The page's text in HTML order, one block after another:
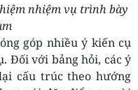
nhiệm vụ trình bày
góp nhiều ý kiến cụ
Đối với bảng hỏi, các ý
cấu trúc theo hướng